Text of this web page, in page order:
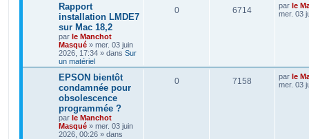
Rapport
installation LMDE7
sur Mac 18,2
par le Manchot
Masqué » mer. 03 juin
2026, 17:34 » dans Sur
un matériel
0 6714 par le
mer. 03
EPSON bientôt
condamnée pour
obsolescence
programmée ?
par le Manchot
Masqué » mer. 03 juin
2026, 00:26 » dans
0 7158 par le
mer. 03